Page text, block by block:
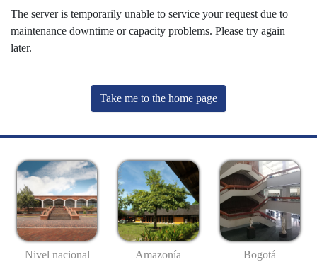
The server is temporarily unable to service your request due to
maintenance downtime or capacity problems. Please try again
later.
Take me to the home page
Nivel nacional Amazonía Bogotá